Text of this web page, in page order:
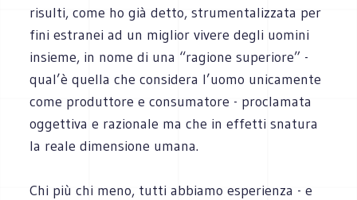
risulti, come ho già detto, strumentalizzata per
fini estranei ad un miglior vivere degli uomini
insieme, in nome di una “ragione superiore” -
qual’è quella che considera l’uomo unicamente
come produttore e consumatore - proclamata
oggettiva e razionale ma che in effetti snatura
la reale dimensione umana.
Chi più chi meno, tutti abbiamo esperienza - e